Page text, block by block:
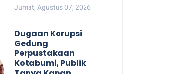
Jumat, Agustus 07, 2026
Dugaan Korupsi
Gedung
Perpustakaan
Kotabumi, Publik